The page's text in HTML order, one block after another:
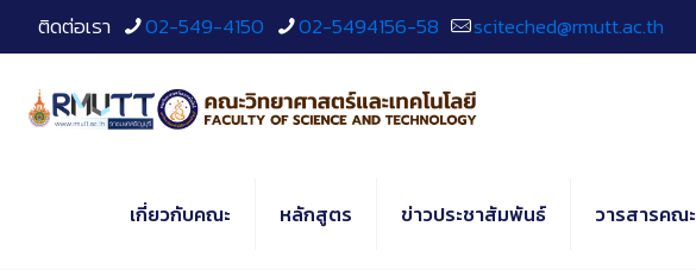
to
Content
ติดต่อเรา 02-549-4150 02-5494156-58 sciteched@rmutt.ac.th
เกี่ยวกับคณะ หลักสูตร ข่าวประชาสัมพันธ์ วารสารคณะ